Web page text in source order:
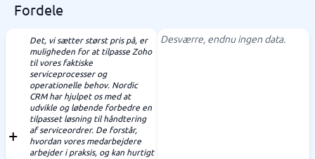
Fordele
Det, vi sætter størst pris på, er
muligheden for at tilpasse Zoho
til vores faktiske
serviceprocesser og
operationelle behov. Nordic
CRM har hjulpet os med at
udvikle og løbende forbedre en
tilpasset løsning til håndtering
af serviceordrer. De forstår,
hvordan vores medarbejdere
arbejder i praksis, og kan hurtigt
Desværre, endnu ingen data.